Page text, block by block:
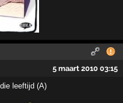
5 maart 2010 03:15
leeftijd (A)